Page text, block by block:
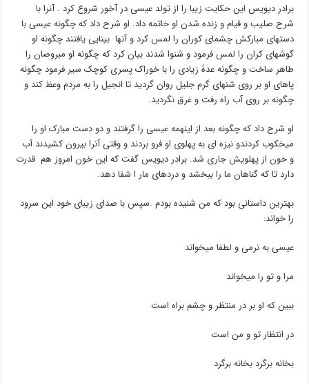
برادر دیویس این حکایت زیبا را از تولد عیسی در آخور شروع کرد . آنرا با
شرح صلیب و قیام و زنده شدن او خاتمه داد. او شرح داد که چگونه عیسی با
دستهای مبارکش چشمای کوران را لمس کرد و آنها بینایی یافتند چگونه او
گوشهای کران را لمس فرمود و شنوا شدند بیان کرد که چگونه او مبروصان را
طاهر ساخت و چگونه عدۀ زیادی را با خوراک پسری کوچک سیر فرمود چگونه
پاهای او بر روی شنهای گرم جلیل روان گردید تا انجیل را به مردم وعظ کند و
چگونه بر روی آب راه رفت و غرق نگردید.
او شرح داد که چگونه بعد از اینهمه عیسی را گرفتند و دو دست مبارک او را
میخکوب کردندو نیزه ای به پهلوی او فرو بردند و وقتی آنرا بیرون کشیدند آب
و خون از پهلویش جاری شد. برادر دیویس گفت که این خون امروز هم قدرت
دارد تا که گناهان ما را ببخشد و دردهای مار ا شفا دهد.
بهترین داستانی بود که من شنیده بودم .سپس با صدای زیبای خود این سرود
را خواند:
عیسی به نرمی و لطفا میخواند
مرا و تو را میخواند
ببین که او بر در منتظر و چشم براه است
در انتظار تو و من است
بخانه برگرد بخانه برگرد